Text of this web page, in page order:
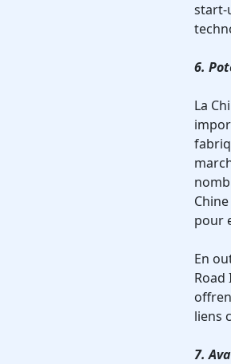
start-
6.
La
pour
En
Road
liens
7.